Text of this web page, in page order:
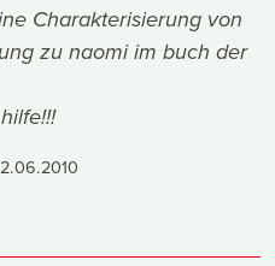
Charakterisierung von
zu naomi im buch der